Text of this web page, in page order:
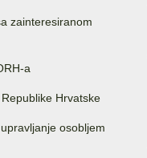
zainteresiranom
a
Hrvatske
osobljem